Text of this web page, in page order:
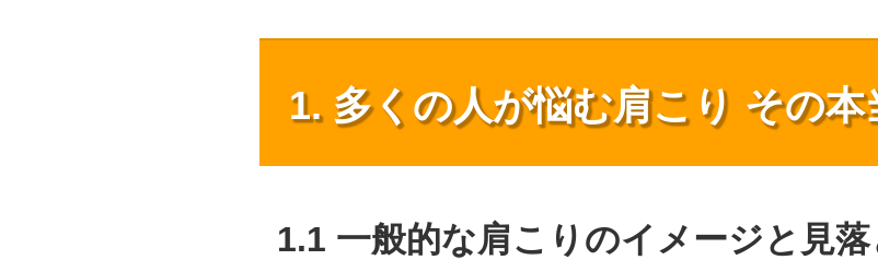
1. 多くの人が悩む肩こり その
1.1 一般的な肩こりのイメージと見